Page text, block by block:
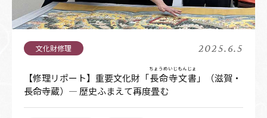
2025.6.5
【修理リポート】重要文化財「長命寺文書
ちょうめいじもんじょ
」（滋賀・
長命寺蔵）― 歴史ふまえて再度畳む